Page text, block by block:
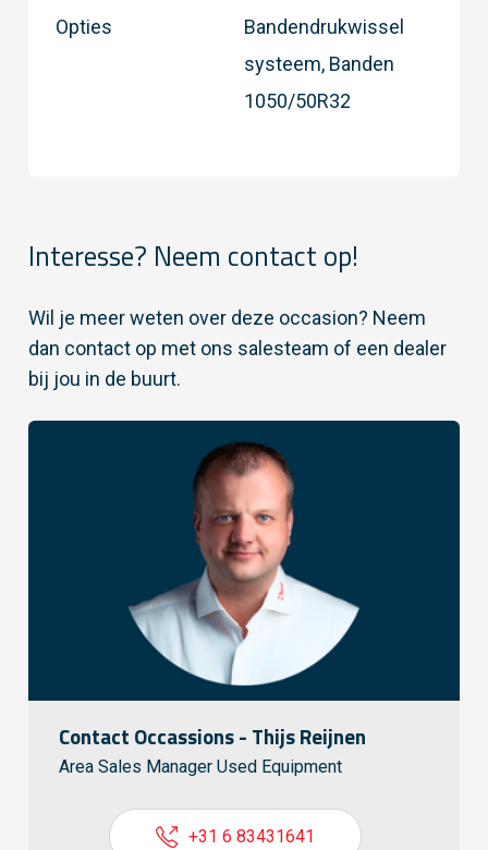
Opties
Bandendrukwissel
systeem, Banden
1050/50R32
Interesse? Neem contact op!
Wil je meer weten over deze occasion? Neem
dan contact op met ons salesteam of een dealer
bij jou in de buurt.
Contact Occassions - Thijs Reijnen
Area Sales Manager Used Equipment
+31 6 83431641